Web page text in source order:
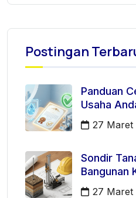
Postingan
Panduan
Usaha
27 Maret
Sondir
Bangunan
27 Maret